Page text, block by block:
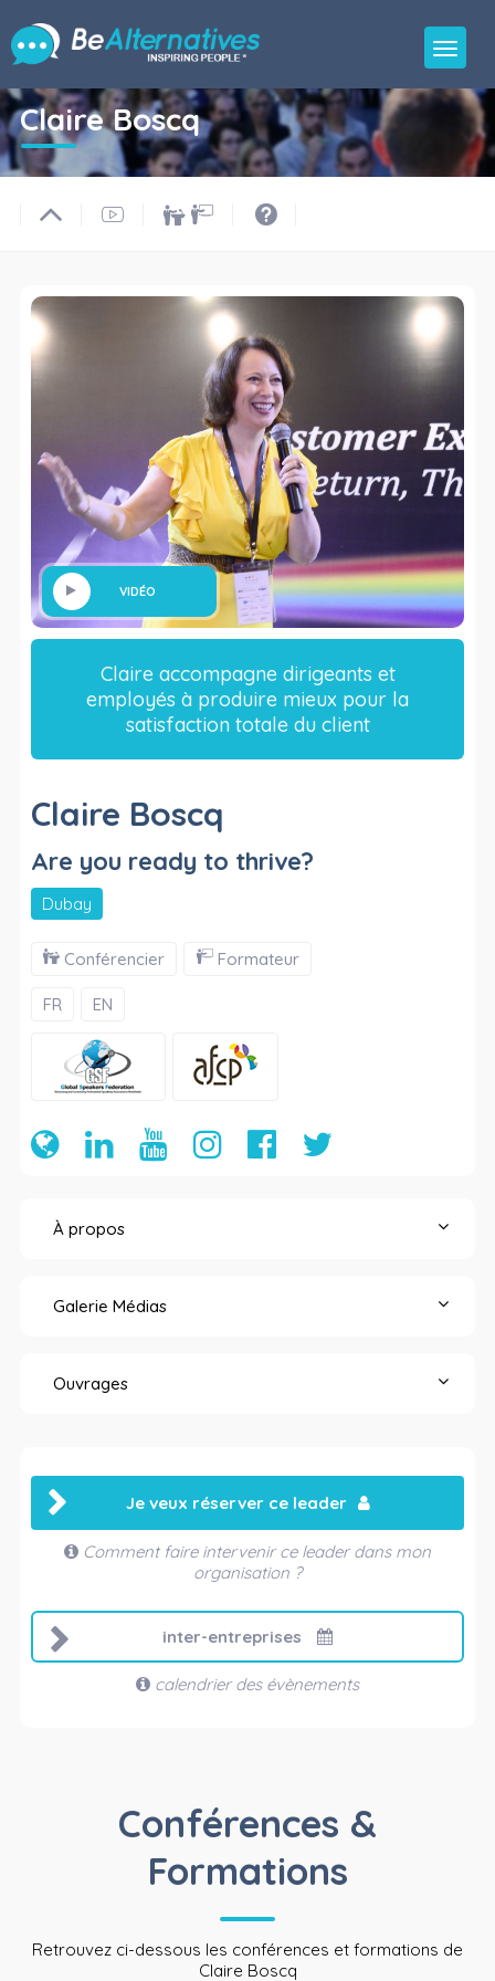
Claire Boscq
VIDÉO
Claire accompagne dirigeants et
employés à produire mieux pour la
satisfaction totale du client
Claire Boscq
Are you ready to thrive?
Dubay
Conférencier Formateur
FR EN
À propos
Galerie Médias
Ouvrages
Je veux réserver ce leader
Comment faire intervenir ce leader dans mon
organisation ?
inter-entreprises
calendrier des évènements
Conférences &
Formations
Retrouvez ci-dessous les conférences et formations de
Claire Boscq